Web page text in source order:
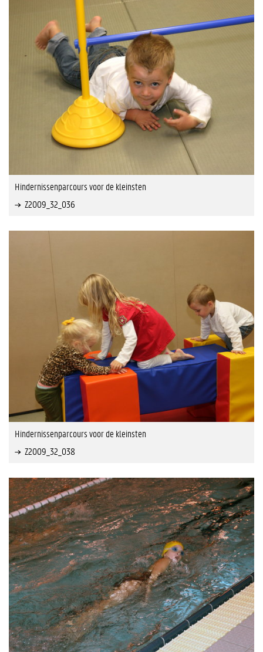
Hindernissenparcours voor de kleinsten
Z2009_32_036
Hindernissenparcours voor de kleinsten
Z2009_32_038